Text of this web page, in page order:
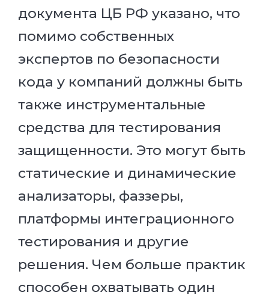
документа ЦБ РФ указано, что
помимо собственных
экспертов по безопасности
кода у компаний должны быть
также инструментальные
средства для тестирования
защищенности. Это могут быть
статические и динамические
анализаторы, фаззеры,
платформы интеграционного
тестирования и другие
решения. Чем больше практик
способен охватывать один